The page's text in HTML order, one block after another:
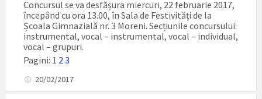
Concursul se va desfășura miercuri, 22 februarie 2017,
începând cu ora 13.00, în Sala de Festivități de la
Școala Gimnazială nr. 3 Moreni. Secțiunile concursului:
instrumental, vocal – instrumental, vocal – individual,
vocal – grupuri.
Pagini: 1 2 3
20/02/2017